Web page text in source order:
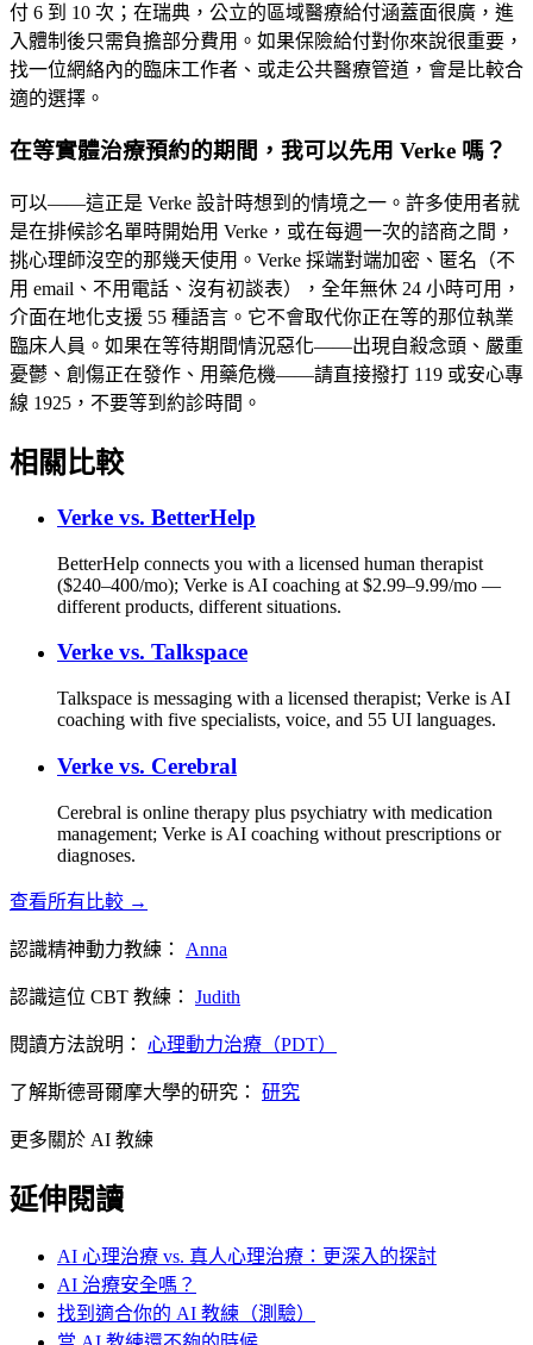
付 6 到 10 次；在瑞典，公立的區域醫療給付涵蓋面很廣，進
入體制後只需負擔部分費用。如果保險給付對你來說很重要，
找一位網絡內的臨床工作者、或走公共醫療管道，會是比較合
適的選擇。
在等實體治療預約的期間，我可以先用 Verke 嗎？
可以——這正是 Verke 設計時想到的情境之一。許多使用者就
是在排候診名單時開始用 Verke，或在每週一次的諮商之間，
挑心理師沒空的那幾天使用。Verke 採端對端加密、匿名（不
用 email、不用電話、沒有初談表），全年無休 24 小時可用，
介面在地化支援 55 種語言。它不會取代你正在等的那位執業
臨床人員。如果在等待期間情況惡化——出現自殺念頭、嚴重
憂鬱、創傷正在發作、用藥危機——請直接撥打 119 或安心專
線 1925，不要等到約診時間。
相關比較
Verke vs. BetterHelp
BetterHelp connects you with a licensed human therapist
($240–400/mo); Verke is AI coaching at $2.99–9.99/mo —
different products, different situations.
Verke vs. Talkspace
Talkspace is messaging with a licensed therapist; Verke is AI
coaching with five specialists, voice, and 55 UI languages.
Verke vs. Cerebral
Cerebral is online therapy plus psychiatry with medication
management; Verke is AI coaching without prescriptions or
diagnoses.
查看所有比較 →
認識精神動力教練： Anna
認識這位 CBT 教練： Judith
閱讀方法說明： 心理動力治療（PDT）
了解斯德哥爾摩大學的研究： 研究
更多關於 AI 教練
延伸閱讀
AI 心理治療 vs. 真人心理治療：更深入的探討
AI 治療安全嗎？
找到適合你的 AI 教練（測驗）